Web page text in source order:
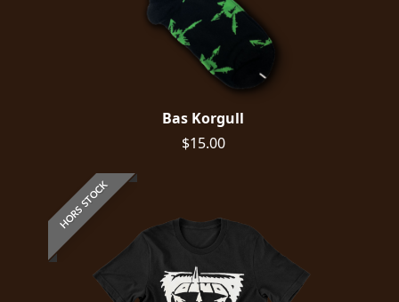
Bas Korgull
$15.00
HORS STOCK